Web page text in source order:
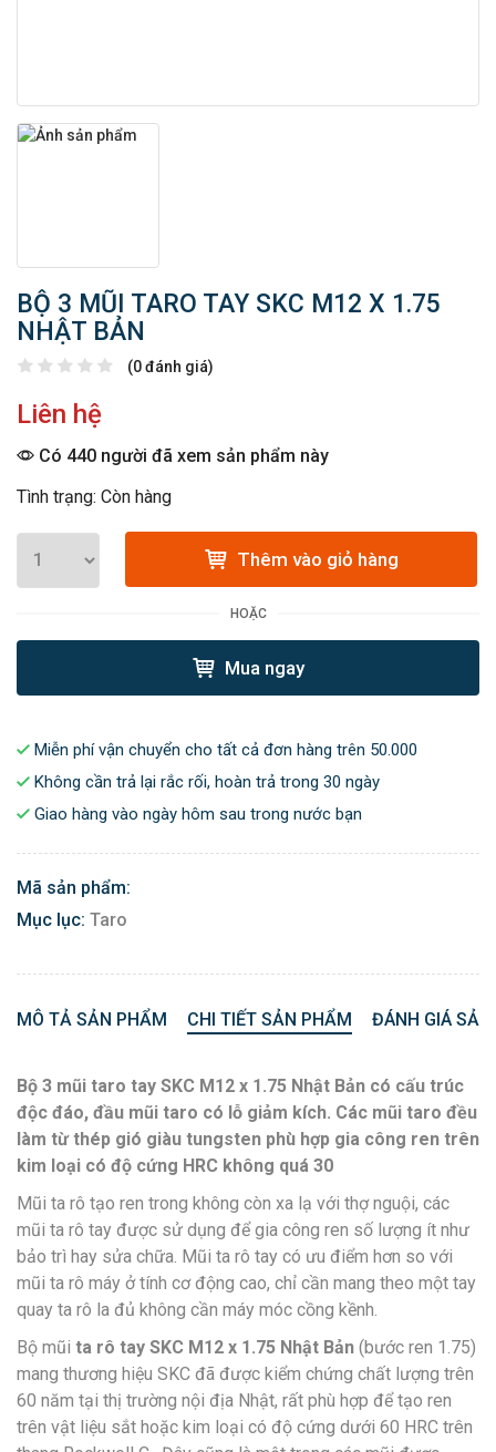
BỘ 3 MŨI TARO TAY SKC M12 X 1.75
NHẬT BẢN
(0 đánh giá)
Liên hệ
Có 440 người đã xem sản phẩm này
Tình trạng: Còn hàng
Thêm vào giỏ hàng
HOẶC
Mua ngay
Miễn phí vận chuyển cho tất cả đơn hàng trên 50.000
Không cần trả lại rắc rối, hoàn trả trong 30 ngày
Giao hàng vào ngày hôm sau trong nước bạn
Mã sản phẩm:
Mục lục: Taro
MÔ TẢ SẢN PHẨM CHI TIẾT SẢN PHẨM ĐÁNH GIÁ
Bộ 3 mũi taro tay SKC M12 x 1.75 Nhật Bản có cấu trúc
độc đáo, đầu mũi taro có lỗ giảm kích. Các mũi taro đều
làm từ thép gió giàu tungsten phù hợp gia công ren trên
kim loại có độ cứng HRC không quá 30
Mũi ta rô tạo ren trong không còn xa lạ với thợ nguội, các
mũi ta rô tay được sử dụng để gia công ren số lượng ít như
bảo trì hay sửa chữa. Mũi ta rô tay có ưu điểm hơn so với
mũi ta rô máy ở tính cơ động cao, chỉ cần mang theo một tay
quay ta rô la đủ không cần máy móc cồng kềnh.
Bộ mũi ta rô tay SKC M12 x 1.75 Nhật Bản (bước ren 1.75)
mang thương hiệu SKC đã được kiểm chứng chất lượng trên
60 năm tại thị trường nội địa Nhật, rất phù hợp để tạo ren
trên vật liệu sắt hoặc kim loại có độ cứng dưới 60 HRC trên